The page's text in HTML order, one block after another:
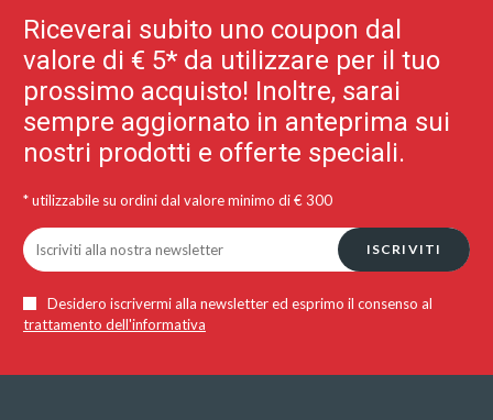
Riceverai subito uno coupon dal
valore di € 5* da utilizzare per il tuo
prossimo acquisto! Inoltre, sarai
sempre aggiornato in anteprima sui
nostri prodotti e offerte speciali.
* utilizzabile su ordini dal valore minimo di € 300
ISCRIVITI
Desidero iscrivermi alla newsletter ed esprimo il consenso al
trattamento dell'informativa